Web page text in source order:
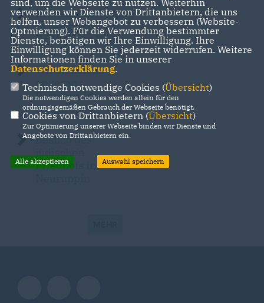
Kranzniederlegung
in Gedenken an
Dr. Wilhelm Wolf
Wir stehen zu
unseren
Partnern in
Osteuropa
Besuch des
jüdischen
Friedhofs in
sind, um die Webseite zu nutzen. Weiterhin
verwenden wir Dienste von Drittanbietern, die uns
helfen, unser Webangebot zu verbessern (Website-
Optmierung). Für die Verwendung bestimmter
Dienste, benötigen wir Ihre Einwilligung. Ihre
Einwilligung können Sie jederzeit widerrufen. Weitere
Informationen finden Sie in unserer
Datenschutzerklärung.
Technisch notwendige Cookies (Übersicht)
Die notwendigen Cookies werden allein für den
ordnungsgemäßen Gebrauch der Webseite benötigt.
Cookies von Drittanbietern (Übersicht)
Zur Optimierung unserer Webseite binden wir Dienste und
Angebote von Drittanbietern ein.
Alle akzeptieren Auswahl speichern